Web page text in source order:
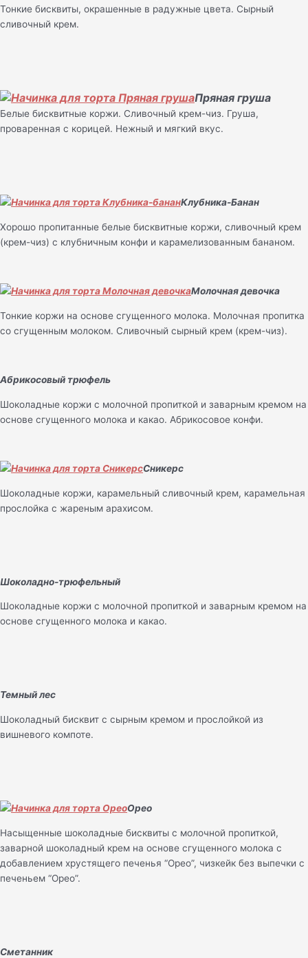
Тонкие бисквиты, окрашенные в радужные цвета. Сырный
сливочный крем.
Пряная груша
Белые бисквитные коржи. Сливочный крем-чиз. Груша,
проваренная с корицей. Нежный и мягкий вкус.
Клубника-Банан
Хорошо пропитанные белые бисквитные коржи, сливочный крем
(крем-чиз) с клубничным конфи и карамелизованным бананом.
Молочная девочка
Тонкие коржи на основе сгущенного молока. Молочная пропитка
со сгущенным молоком. Сливочный сырный крем (крем-чиз).
Абрикосовый трюфель
Шоколадные коржи с молочной пропиткой и заварным кремом на
основе сгущенного молока и какао. Абрикосовое конфи.
Сникерс
Шоколадные коржи, карамельный сливочный крем, карамельная
прослойка с жареным арахисом.
Шоколадно-трюфельный
Шоколадные коржи с молочной пропиткой и заварным кремом на
основе сгущенного молока и какао.
Темный лес
Шоколадный бисквит с сырным кремом и прослойкой из
вишневого компоте.
Орео
Насыщенные шоколадные бисквиты с молочной пропиткой,
заварной шоколадный крем на основе сгущенного молока с
добавлением хрустящего печенья “Орео”, чизкейк без выпечки с
печеньем “Орео”.
Сметанник